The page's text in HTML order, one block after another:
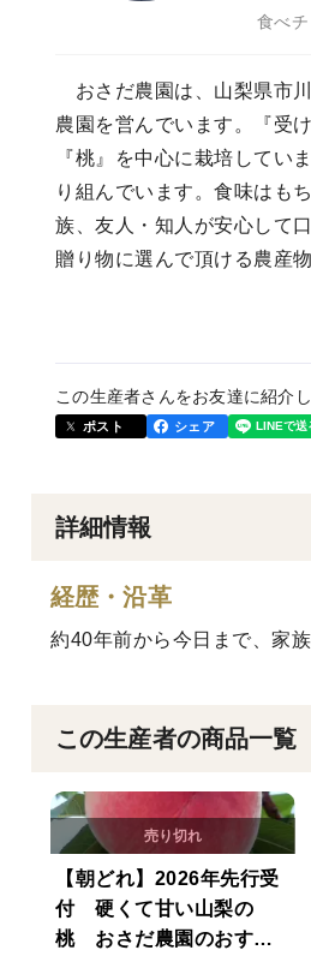
食べ
おさだ農園は、山梨県市
農園を営んでいます。『受
『桃』を中心に栽培してい
り組んでいます。食味はも
族、友人・知人が安心して
贈り物に選んで頂ける農産
この生産者さんをお友達に紹介
ポスト シェア
詳細情報
経歴・沿革
約40年前から今日まで、家
この生産者の商品一覧
【朝どれ】2026年先行受
付 硬くて甘い山梨の
桃 おさだ農園のおすす